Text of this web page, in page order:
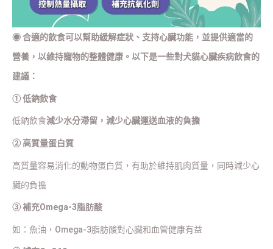
◉合適的飲食可以幫助緩解症狀、支持心臟功能，並提供適當的
營養，以維持寵物的整體健康。以下是一些對犬貓心臟疾病飲食的
建議：
① 低鈉飲食
低鈉飲食減少水分滯留，減少心臟運送血液的負擔
② 高質量蛋白質
高質量容易消化的動物蛋白質，有助於維持肌肉質量，同時減少心
臟的負擔
③ 補充Omega-3脂肪酸
如：魚油，Omega-3脂肪酸對心臟和血管健康有益